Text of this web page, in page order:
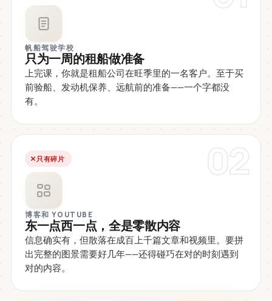
帆船驾驶学校
只为一周的租船做准备
上完课，你就是租船公司在旺季里的一名客户。至于买
前验船、发动机保养、远航前的准备——一个字都没
有。
02
只有碎片
博客和 YOUTUBE
东一点西一点，全是零散内容
信息确实有，但散落在成百上千篇文章和视频里。要拼
出完整的图景需要好几年——还得碰巧在对的时刻遇到
对的内容。